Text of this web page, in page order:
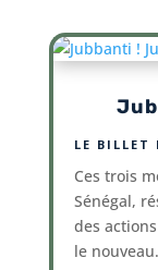
LE BILLET
Ces trois
Sénégal,
des
le